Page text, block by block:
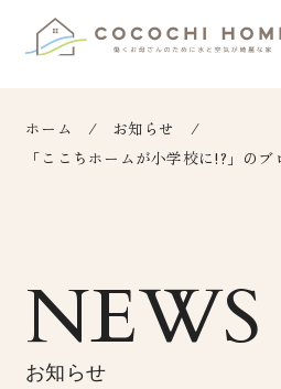
ホーム
お知らせ
「ここちホームが小学校に!?」の
NEWS
お知らせ